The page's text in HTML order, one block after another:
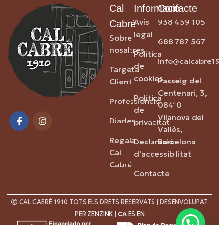
Cal
Cabré
Sobre
nosaltres
Targeta
Client
Professionals
Diades
Regala
Cal
Cabré
Informació
Avís
legal
Política
de
cookies
Política
de
privacitat
Declaració
d'accessibilitat
Contacte
Contacte
938 459 105
688 787 567
Passeig del
Centenari, 3,
08410
Vilanova del
Vallès,
Barcelona
CAL CABRÉ 1910 TOTS ELS DRETS RESERVATS | DESENVOLUPAT
PER ZENZINK| CA ES EN